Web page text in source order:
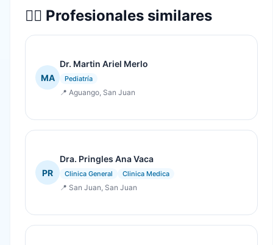
👨‍⚕️ Profesionales similares
MA
Dr. Martin Ariel Merlo
Pediatría
📍 Aguango, San Juan
PR
Dra. Pringles Ana Vaca
Clinica General Clinica Medica
📍 San Juan, San Juan